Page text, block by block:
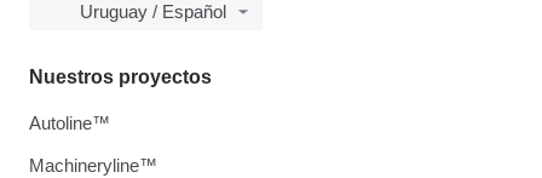
Uruguay / Español
Nuestros proyectos
Autoline™
Machineryline™